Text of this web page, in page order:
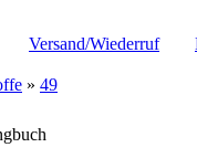
Versand/Wiederruf
» 49